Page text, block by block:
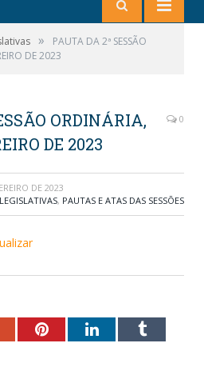
»
PAUTA DA 2ª SESSÃO
DE 2023
ORDINÁRIA,
DE 2023
0
DE 2023
, PAUTAS E ATAS DAS SESSÕES
PinterestLinkedInTumblr